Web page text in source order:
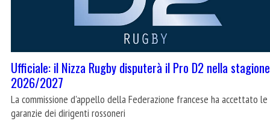
Ufficiale: il Nizza Rugby disputerà il Pro D2 nella stagione
2026/2027
La commissione d'appello della Federazione francese ha accettato le
garanzie dei dirigenti rossoneri